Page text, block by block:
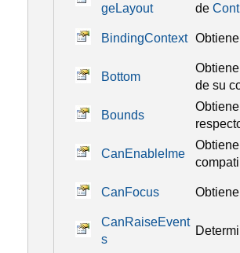
geLayout
de
BindingContext
Bottom
de su
Bounds
CanEnableIme
CanFocus
CanRaiseEvent
s